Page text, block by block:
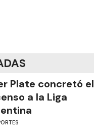
Plate concretó el
a la Liga